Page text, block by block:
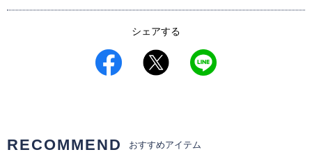
シェアする
RECOMMEND おすすめアイテム